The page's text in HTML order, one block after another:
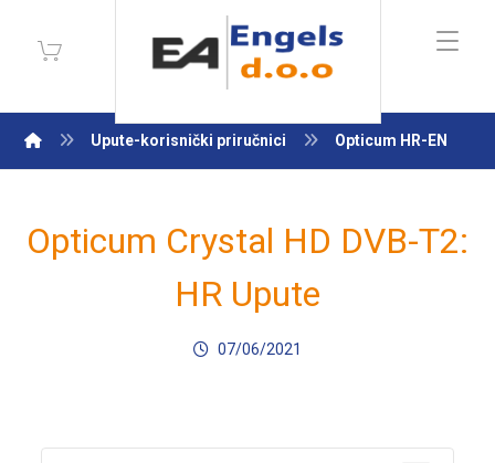
Upute-korisnički priručnici Opticum HR-EN
Opticum Crystal HD DVB-T2:
HR Upute
07/06/2021